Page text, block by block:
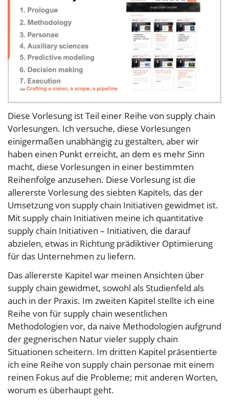
Diese Vorlesung ist Teil einer Reihe von supply chain
Vorlesungen. Ich versuche, diese Vorlesungen
einigermaßen unabhängig zu gestalten, aber wir
haben einen Punkt erreicht, an dem es mehr Sinn
macht, diese Vorlesungen in einer bestimmten
Reihenfolge anzusehen. Diese Vorlesung ist die
allererste Vorlesung des siebten Kapitels, das der
Umsetzung von supply chain Initiativen gewidmet ist.
Mit supply chain Initiativen meine ich quantitative
supply chain Initiativen – Initiativen, die darauf
abzielen, etwas in Richtung prädiktiver Optimierung
für das Unternehmen zu liefern.
Das allererste Kapitel war meinen Ansichten über
supply chain gewidmet, sowohl als Studienfeld als
auch in der Praxis. Im zweiten Kapitel stellte ich eine
Reihe von für supply chain wesentlichen
Methodologien vor, da naive Methodologien aufgrund
der gegnerischen Natur vieler supply chain
Situationen scheitern. Im dritten Kapitel präsentierte
ich eine Reihe von supply chain personae mit einem
reinen Fokus auf die Probleme; mit anderen Worten,
worum es überhaupt geht.